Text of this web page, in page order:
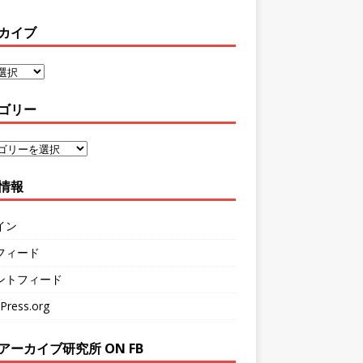
イブ
リー
報
ン
ィード
トフィード
ーカイブ研究所 ON FB